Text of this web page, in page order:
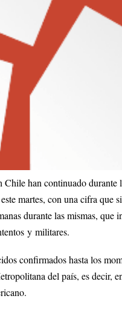
Chile han continuado durante
martes, con una cifra que
durante las mismas, que
y militares.
confirmados hasta los
del país, es decir,